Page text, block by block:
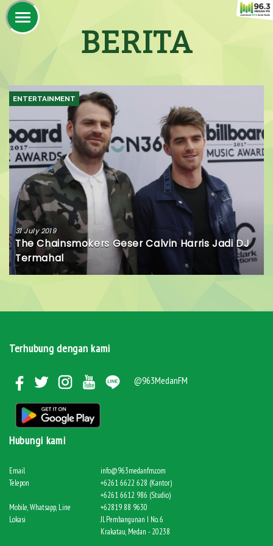
BERITA
ENTERTAINMENT
31 July 2019
The Chainsmokers Geser Calvin Harris Jadi DJ
Termahal
Terhubung dengan kami
@963MedanFM
Hubungi kami
Email
info@963medanfm.com
Telepon
+6261 6622 628 (Kantor)
+6261 6612 986 (Studio)
Mobile, Whatsapp, Line
+62819 88 9630
Lokasi
Jl. Pembangunan I No. 6
Krakatau, Medan - 20238